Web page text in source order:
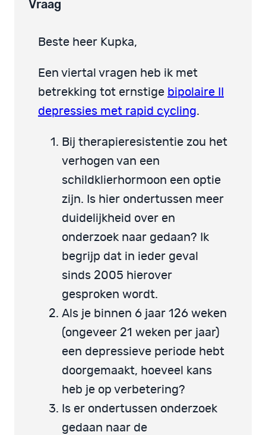
Vraag
Beste heer Kupka,
Een viertal vragen heb ik met
betrekking tot ernstige bipolaire II
depressies met rapid cycling.
Bij therapieresistentie zou het
verhogen van een
schildklierhormoon een optie
zijn. Is hier ondertussen meer
duidelijkheid over en
onderzoek naar gedaan? Ik
begrijp dat in ieder geval
sinds 2005 hierover
gesproken wordt.
Als je binnen 6 jaar 126 weken
(ongeveer 21 weken per jaar)
een depressieve periode hebt
doorgemaakt, hoeveel kans
heb je op verbetering?
Is er ondertussen onderzoek
gedaan naar de